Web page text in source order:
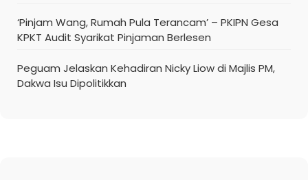
‘Pinjam Wang, Rumah Pula Terancam’ – PKIPN Gesa
KPKT Audit Syarikat Pinjaman Berlesen
Peguam Jelaskan Kehadiran Nicky Liow di Majlis PM,
Dakwa Isu Dipolitikkan